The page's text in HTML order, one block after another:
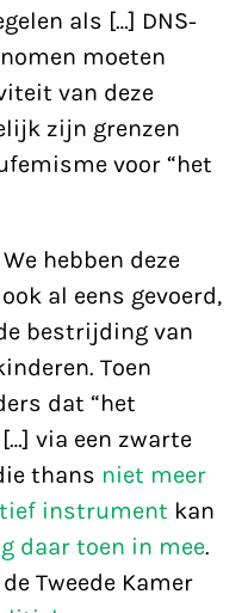
als […] DNS-
moeten
van deze
zijn grenzen
voor “het
hebben deze
al eens gevoerd,
bestrijding van
Toen
dat “het
via een zwarte
thans niet meer
instrument kan
daar toen in mee.
Tweede Kamer